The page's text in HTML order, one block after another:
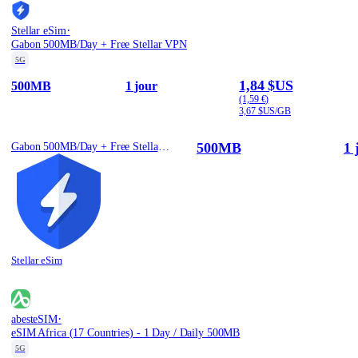
Stellar eSim·
Gabon 500MB/Day + Free Stellar VPN
5G
500MB 1 jour 1,84 $US
(1,59 €)
3,67 $US/GB
Gabon 500MB/Day + Free Stellar VPN
Stellar eSim
500MB 1
abesteSIM·
eSIM Africa (17 Countries) - 1 Day / Daily 500MB
5G